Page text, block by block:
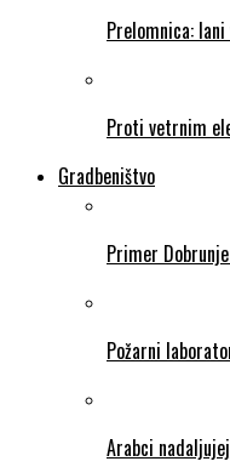
Prelomnica:
Proti vetrnim
Gradbeništvo
Primer
Požarni
Arabci